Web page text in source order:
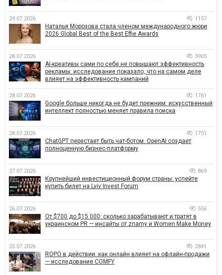
29.07.2026 1157
Наталья Морозова стала членом международного жюри
2026 Global Best of the Best Effie Awards
28.07.2026 3905
AI-креативы сами по себе не повышают эффективность
рекламы: исследование показало, что на самом деле
влияет на эффективность кампаний
28.07.2026 1761
Google больше никогда не будет прежним: искусственный
интеллект полностью меняет правила поиска
28.07.2026 1751
ChatGPT перестает быть чат-ботом. OpenAI создает
полноценную бизнес-платформу
27.07.2026 869
Крупнейший инвестиционный форум страны: успейте
купить билет на Lviv Invest Forum
26.07.2026 556
От $700 до $15 000: сколько зарабатывают и тратят в
украинском PR — инсайты от znamy и Women Make Money
25.07.2026 2841
ROPO в действии: как онлайн влияет на офлайн-продажи
— исследование COMFY